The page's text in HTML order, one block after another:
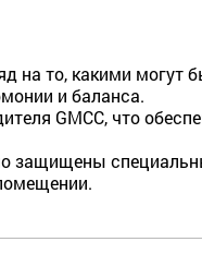
на то, какими
и баланса.
GMCC, что
защищены